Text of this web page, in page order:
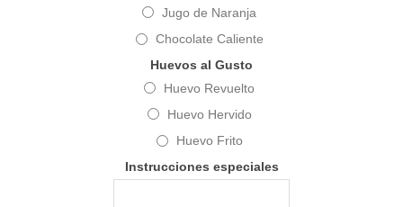
Jugo de Naranja
Chocolate Caliente
Huevos al Gusto
Huevo Revuelto
Huevo Hervido
Huevo Frito
Instrucciones especiales